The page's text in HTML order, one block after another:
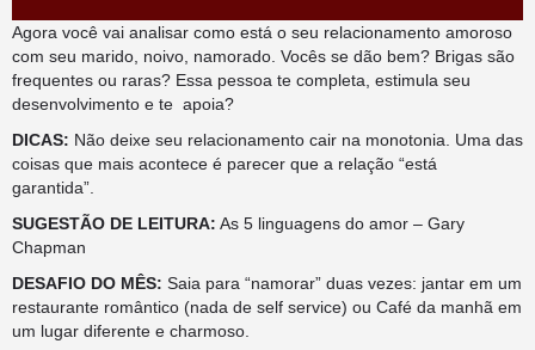
Agora você vai analisar como está o seu relacionamento amoroso
com seu marido, noivo, namorado. Vocês se dão bem? Brigas são
frequentes ou raras? Essa pessoa te completa, estimula seu
desenvolvimento e te apoia?
DICAS: Não deixe seu relacionamento cair na monotonia. Uma das
coisas que mais acontece é parecer que a relação “está
garantida”.
SUGESTÃO DE LEITURA: As 5 linguagens do amor – Gary
Chapman
DESAFIO DO MÊS: Saia para “namorar” duas vezes: jantar em um
restaurante romântico (nada de self service) ou Café da manhã em
um lugar diferente e charmoso.